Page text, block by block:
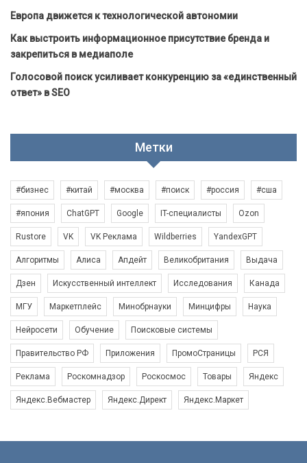
Европа движется к технологической автономии
Как выстроить информационное присутствие бренда и
закрепиться в медиаполе
Голосовой поиск усиливает конкуренцию за «единственный
ответ» в SEO
Метки
#бизнес #китай #москва #поиск #россия #сша
#япония ChatGPT Google IT-специалисты Ozon
Rustore VK VK Реклама Wildberries YandexGPT
Алгоритмы Алиса Апдейт Великобритания Выдача
Дзен Искусственный интеллект Исследования Канада
МГУ Маркетплейс Минобрнауки Минцифры Наука
Нейросети Обучение Поисковые системы
Правительство РФ Приложения ПромоСтраницы РСЯ
Реклама Роскомнадзор Роскосмос Товары Яндекс
Яндекс.Вебмастер Яндекс.Директ Яндекс.Маркет